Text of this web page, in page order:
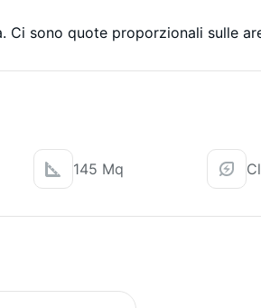
Ci sono quote proporzionali sulle
145 Mq